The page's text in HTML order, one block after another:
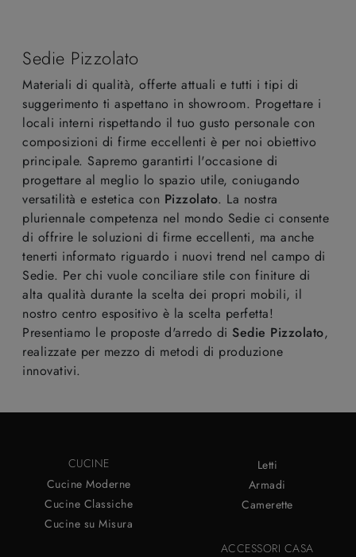
Sedie Pizzolato
Materiali di qualità, offerte attuali e tutti i tipi di
suggerimento ti aspettano in showroom. Progettare i
locali interni rispettando il tuo gusto personale con
composizioni di firme eccellenti è per noi obiettivo
principale. Sapremo garantirti l'occasione di
progettare al meglio lo spazio utile, coniugando
versatilità e estetica con Pizzolato. La nostra
pluriennale competenza nel mondo Sedie ci consente
di offrire le soluzioni di firme eccellenti, ma anche
tenerti informato riguardo i nuovi trend nel campo di
Sedie. Per chi vuole conciliare stile con finiture di
alta qualità durante la scelta dei propri mobili, il
nostro centro espositivo è la scelta perfetta!
Presentiamo le proposte d'arredo di Sedie Pizzolato,
realizzate per mezzo di metodi di produzione
innovativi.
CUCINE
Cucine Moderne
Cucine Classiche
Cucine su Misura
Letti
Armadi
Camerette
ACCESSORI CASA